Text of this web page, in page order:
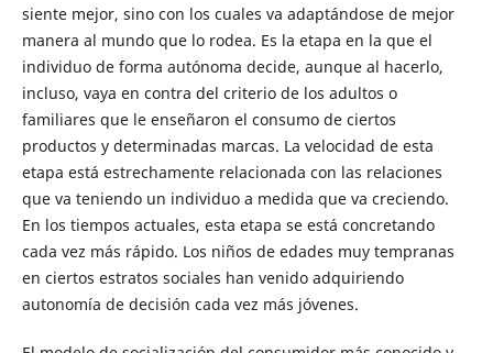
siente mejor, sino con los cuales va adaptándose de mejor
manera al mundo que lo rodea. Es la etapa en la que el
individuo de forma autónoma decide, aunque al hacerlo,
incluso, vaya en contra del criterio de los adultos o
familiares que le enseñaron el consumo de ciertos
productos y determinadas marcas. La velocidad de esta
etapa está estrechamente relacionada con las relaciones
que va teniendo un individuo a medida que va creciendo.
En los tiempos actuales, esta etapa se está concretando
cada vez más rápido. Los niños de edades muy tempranas
en ciertos estratos sociales han venido adquiriendo
autonomía de decisión cada vez más jóvenes.